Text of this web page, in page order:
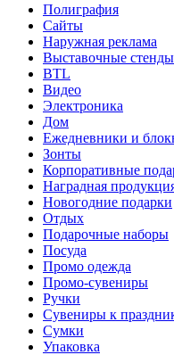
Полиграфия
Сайты
Наружная реклама
Выставочные стенды
BTL
Видео
Электроника
Дом
Ежедневники и
Зонты
Корпоративные
Наградная
Новогодние подарки
Отдых
Подарочные наборы
Посуда
Промо одежда
Промо-сувениры
Ручки
Сувениры к
Сумки
Упаковка